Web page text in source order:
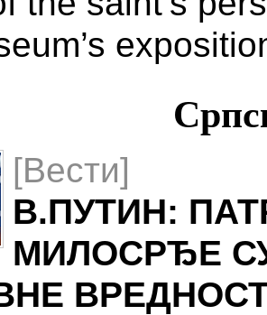
[Вести]
В.ПУТИН:
МИЛОСРЂЕ